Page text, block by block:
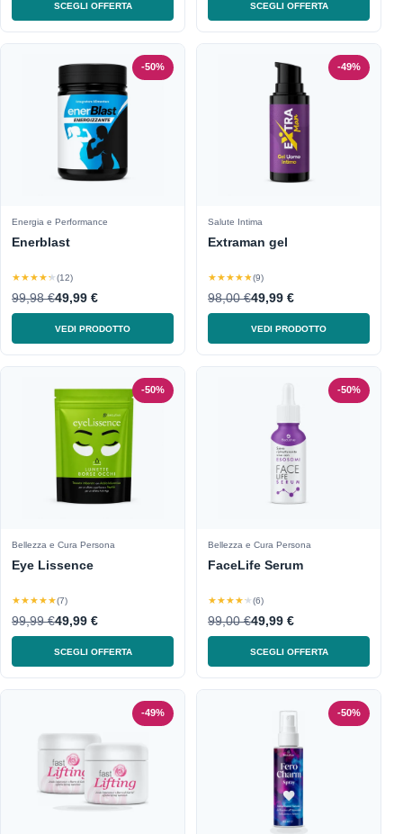
SCEGLI OFFERTA SCEGLI OFFERTA
-50%
Energia e Performance
Enerblast
★★★★★(12)
99,98 €49,99 €
VEDI PRODOTTO
-49%
Salute Intima
Extraman gel
★★★★★(9)
98,00 €49,99 €
VEDI PRODOTTO
-50%
Bellezza e Cura Persona
Eye Lissence
★★★★★(7)
99,99 €49,99 €
SCEGLI OFFERTA
-50%
Bellezza e Cura Persona
FaceLife Serum
★★★★★(6)
99,00 €49,99 €
SCEGLI OFFERTA
-49% -50%